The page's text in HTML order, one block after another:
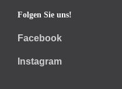
Folgen Sie uns!
Facebook
Instagram